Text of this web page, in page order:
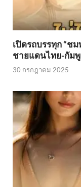
เปิดรถบรรทุก “ช
ชายแดนไทย-กัม
30 กรกฎาคม 2025